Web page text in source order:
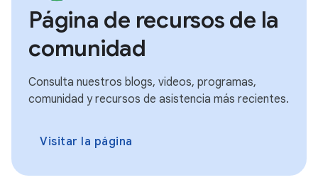
Página de recursos de la
comunidad
Consulta nuestros blogs, videos, programas,
comunidad y recursos de asistencia más recientes.
Visitar la página